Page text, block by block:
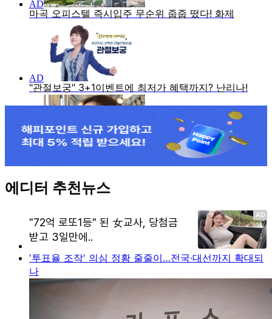
에디터 추천뉴스
'투표율 조작' 의심 정황 줄줄이…전국·대선까지 확대되
나